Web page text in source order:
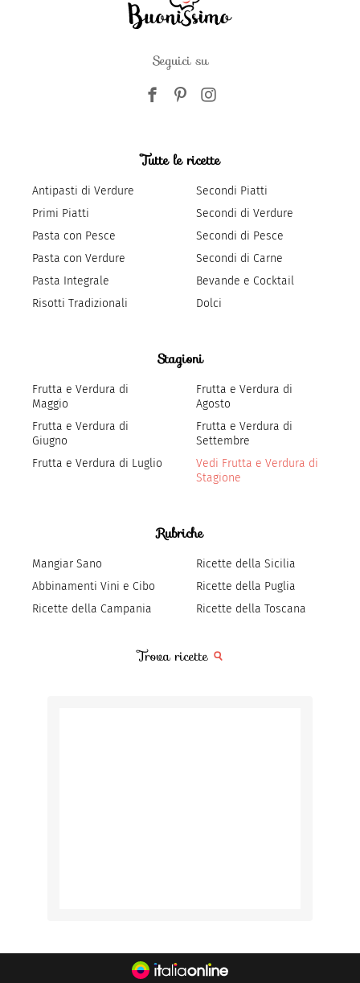
Seguici su
Tutte le ricette
Antipasti di Verdure
Primi Piatti
Pasta con Pesce
Pasta con Verdure
Pasta Integrale
Risotti Tradizionali
Secondi Piatti
Secondi di Verdure
Secondi di Pesce
Secondi di Carne
Bevande e Cocktail
Dolci
Stagioni
Frutta e Verdura di
Maggio
Frutta e Verdura di
Giugno
Frutta e Verdura di Luglio
Frutta e Verdura di
Agosto
Frutta e Verdura di
Settembre
Vedi Frutta e Verdura di
Stagione
Rubriche
Mangiar Sano
Abbinamenti Vini e Cibo
Ricette della Campania
Ricette della Sicilia
Ricette della Puglia
Ricette della Toscana
Trova ricette